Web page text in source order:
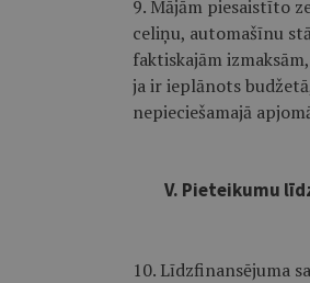
9. Mājām piesaistīto
celiņu, automašīnu
faktiskajām
ja ir ieplānots
nepieciešamajā
V. Pieteikumu
10. Līdzfinansējuma